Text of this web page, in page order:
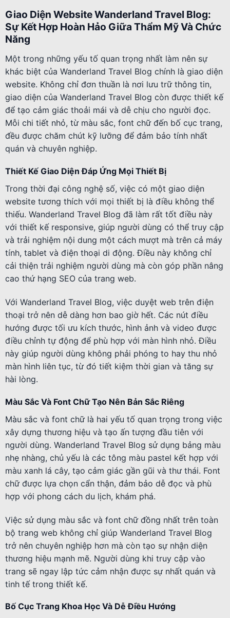
Giao Diện Website Wanderland Travel Blog:
Sự Kết Hợp Hoàn Hảo Giữa Thẩm Mỹ Và Chức
Năng
Một trong những yếu tố quan trọng nhất làm nên sự
khác biệt của Wanderland Travel Blog chính là giao diện
website. Không chỉ đơn thuần là nơi lưu trữ thông tin,
giao diện của Wanderland Travel Blog còn được thiết kế
để tạo cảm giác thoải mái và dễ chịu cho người đọc.
Mỗi chi tiết nhỏ, từ màu sắc, font chữ đến bố cục trang,
đều được chăm chút kỹ lưỡng để đảm bảo tính nhất
quán và chuyên nghiệp.
Thiết Kế Giao Diện Đáp Ứng Mọi Thiết Bị
Trong thời đại công nghệ số, việc có một giao diện
website tương thích với mọi thiết bị là điều không thể
thiếu. Wanderland Travel Blog đã làm rất tốt điều này
với thiết kế responsive, giúp người dùng có thể truy cập
và trải nghiệm nội dung một cách mượt mà trên cả máy
tính, tablet và điện thoại di động. Điều này không chỉ
cải thiện trải nghiệm người dùng mà còn góp phần nâng
cao thứ hạng SEO của trang web.
Với Wanderland Travel Blog, việc duyệt web trên điện
thoại trở nên dễ dàng hơn bao giờ hết. Các nút điều
hướng được tối ưu kích thước, hình ảnh và video được
điều chỉnh tự động để phù hợp với màn hình nhỏ. Điều
này giúp người dùng không phải phóng to hay thu nhỏ
màn hình liên tục, từ đó tiết kiệm thời gian và tăng sự
hài lòng.
Màu Sắc Và Font Chữ Tạo Nên Bản Sắc Riêng
Màu sắc và font chữ là hai yếu tố quan trọng trong việc
xây dựng thương hiệu và tạo ấn tượng đầu tiên với
người dùng. Wanderland Travel Blog sử dụng bảng màu
nhẹ nhàng, chủ yếu là các tông màu pastel kết hợp với
màu xanh lá cây, tạo cảm giác gần gũi và thư thái. Font
chữ được lựa chọn cẩn thận, đảm bảo dễ đọc và phù
hợp với phong cách du lịch, khám phá.
Việc sử dụng màu sắc và font chữ đồng nhất trên toàn
bộ trang web không chỉ giúp Wanderland Travel Blog
trở nên chuyên nghiệp hơn mà còn tạo sự nhận diện
thương hiệu mạnh mẽ. Người dùng khi truy cập vào
trang sẽ ngay lập tức cảm nhận được sự nhất quán và
tinh tế trong thiết kế.
Bố Cục Trang Khoa Học Và Dễ Điều Hướng